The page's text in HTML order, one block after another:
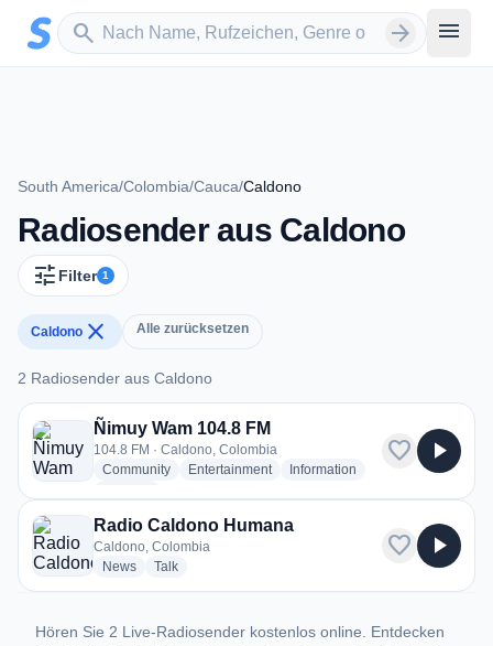
Zum Hauptinhalt springen
search
Sender suchen arrow_forward menu
South America/Colombia/Cauca/Caldono
Radiosender aus Caldono
tune Filter 1
Caldono close Alle zurücksetzen
2 Radiosender aus Caldono
2 Radiosender aus Caldono
Ñimuy Wam 104.8 FM
104.8 FM · Caldono, Colombia
Communityradio stations
Entertainmentradio stations
Information radio stations
favorite play_arrow
Radio Caldono Humana
Caldono, Colombia
Newsradio stations
Talkradio stations
favorite play_arrow
Hören Sie 2 Live-Radiosender kostenlos online. Entdecken